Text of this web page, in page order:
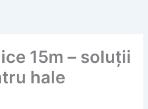
15m – soluții
hale